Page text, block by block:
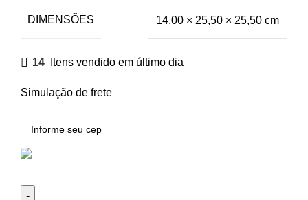
DIMENSÕES 14,00 × 25,50 × 25,50 cm
14 Itens vendido em último dia
Simulação de frete